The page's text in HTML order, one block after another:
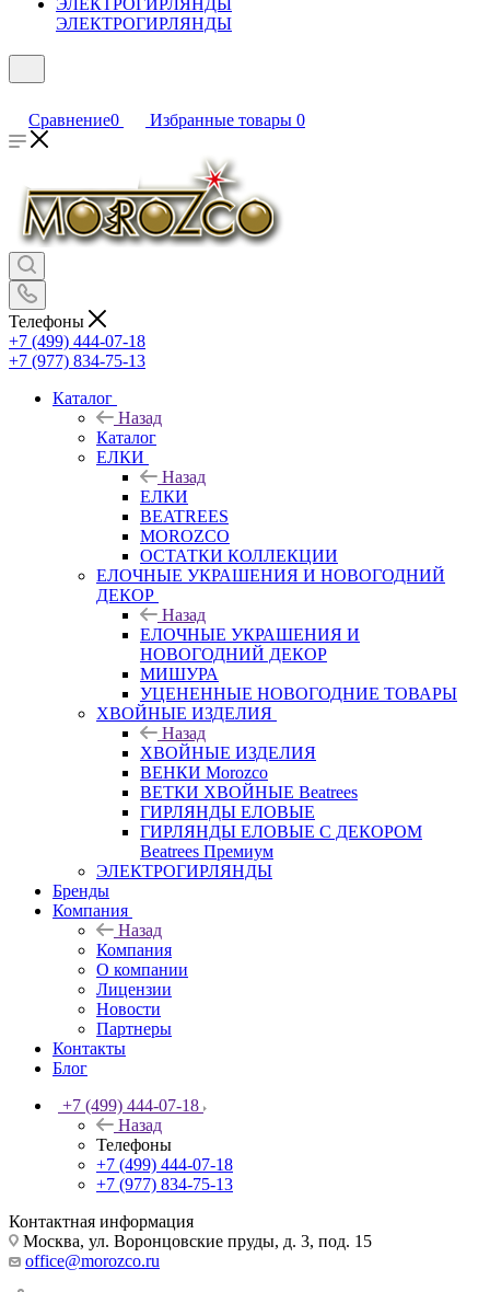
ЭЛЕКТРОГИРЛЯНДЫ
Сравнение0 Избранные товары 0
Телефоны
+7 (499) 444-07-18
+7 (977) 834-75-13
Каталог
Назад
Каталог
ЕЛКИ
Назад
ЕЛКИ
BEATREES
MOROZCO
ОСТАТКИ КОЛЛЕКЦИИ
ЕЛОЧНЫЕ УКРАШЕНИЯ И НОВОГОДНИЙ
ДЕКОР
Назад
ЕЛОЧНЫЕ УКРАШЕНИЯ И
НОВОГОДНИЙ ДЕКОР
МИШУРА
УЦЕНЕННЫЕ НОВОГОДНИЕ ТОВАРЫ
ХВОЙНЫЕ ИЗДЕЛИЯ
Назад
ХВОЙНЫЕ ИЗДЕЛИЯ
ВЕНКИ Morozco
ВЕТКИ ХВОЙНЫЕ Beatrees
ГИРЛЯНДЫ ЕЛОВЫЕ
ГИРЛЯНДЫ ЕЛОВЫЕ С ДЕКОРОМ
Beatrees Премиум
ЭЛЕКТРОГИРЛЯНДЫ
Бренды
Компания
Назад
Компания
О компании
Лицензии
Новости
Партнеры
Контакты
Блог
+7 (499) 444-07-18
Назад
Телефоны
+7 (499) 444-07-18
+7 (977) 834-75-13
Контактная информация
Москва, ул. Воронцовские пруды, д. 3, под. 15
office@morozco.ru